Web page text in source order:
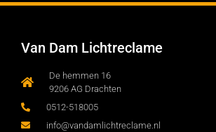
Van Dam Lichtreclame
De hemmen 16
9206 AG Drachten
0512-518005
info@vandamlichtreclame.nl